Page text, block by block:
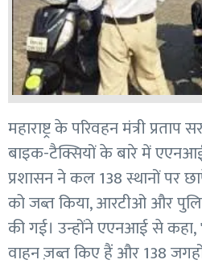
महाराष्ट्र के परिवहन मंत्री
बाइक-टैक्सियों के बारे में
प्रशासन ने कल 138 स्थानों पर
को जब्त किया, आरटीओ और
की गई। उन्होंने एएनआई से
वाहन ज़ब्त किए हैं और 138